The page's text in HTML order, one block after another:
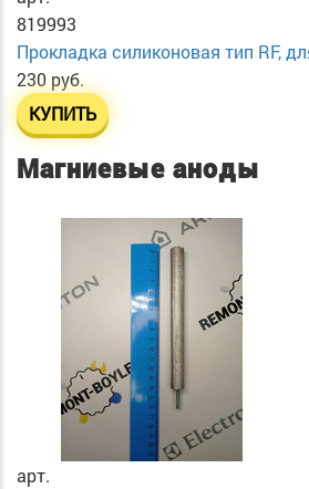
819993
Прокладка силиконовая тип RF,
230 руб.
КУПИТЬ
Магниевые аноды
арт.